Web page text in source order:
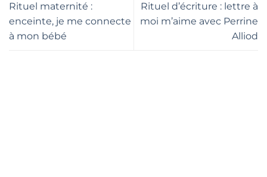
Rituel maternité :
enceinte, je me connecte
à mon bébé
Rituel d’écriture : lettre à
moi m’aime avec Perrine
Alliod